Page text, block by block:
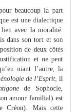
beaucoup la part
est une dialectique
avec la moralité:
dans son tort et son
de deux côtés
et ne peut
niant l’autre; la
de l’Esprit, il
de Sophocle,
amour familial) est
Créon). Mais cette